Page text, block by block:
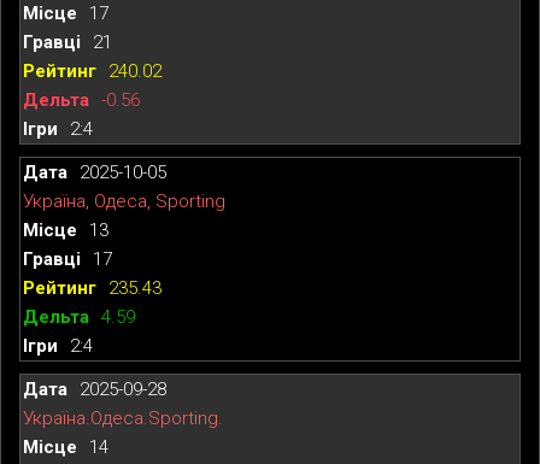
17
21
240.02
-0.56
2:4
2025-10-05
Україна, Одеса, Sporting
13
17
235.43
4.59
2:4
2025-09-28
Україна.Одеса.Sporting.
14